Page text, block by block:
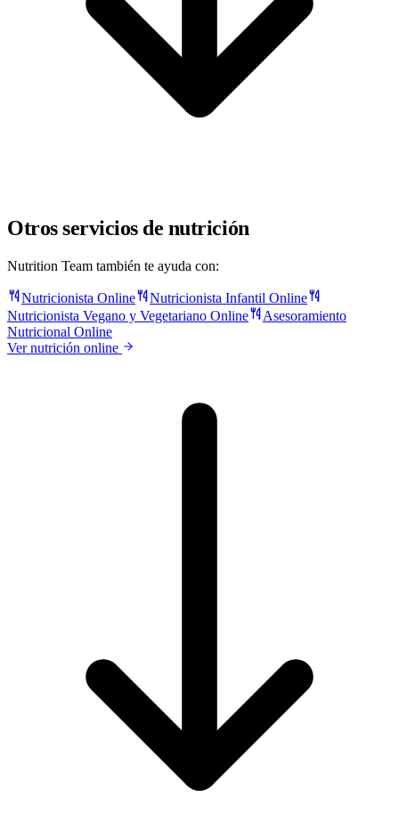
Otros servicios de nutrición
Nutrition Team también te ayuda con:
Nutricionista Online
Nutricionista Infantil Online
Nutricionista Vegano y Vegetariano Online
Asesoramiento
Nutricional Online
Ver nutrición online